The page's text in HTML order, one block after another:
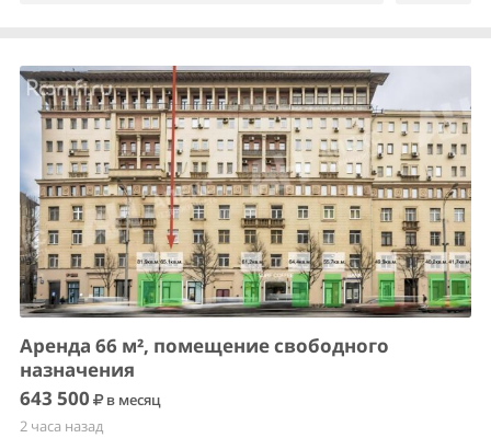
Аренда 66 м², помещение свободного
назначения
643 500
в месяц
2 часа назад